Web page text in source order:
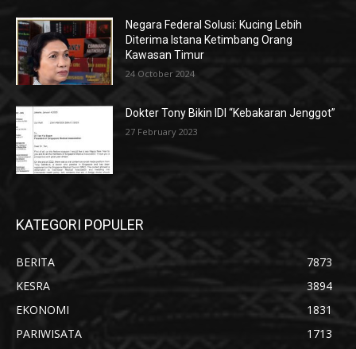
Negara Federal Solusi: Kucing Lebih
Diterima Istana Ketimbang Orang
Kawasan Timur
24 October 2024
Dokter Tony Bikin IDI “Kebakaran Jenggot”
27 February 2023
KATEGORI POPULER
BERITA
7873
KESRA
3894
EKONOMI
1831
PARIWISATA
1713